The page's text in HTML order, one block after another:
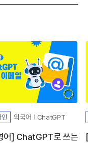
외국어 ChatGPT
어] ChatGPT로 쓰는